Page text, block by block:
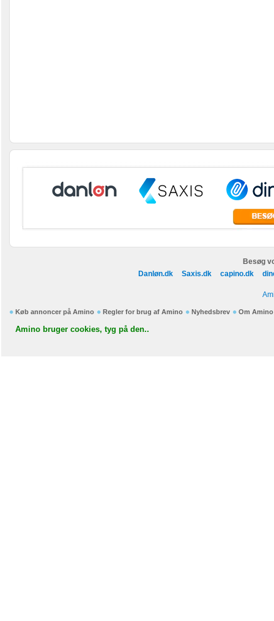
Besøg
Danløn.dk
Saxis.dk capino.dk
Køb annoncer på Amino Regler for brug af Amino Nyhedsbrev Om Amino
Amino bruger cookies, tyg på den..